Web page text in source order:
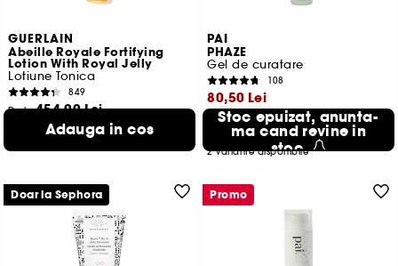
GUERLAIN
Abeille Royale Fortifying
Lotion With Royal Jelly
Lotiune Tonica
849
De la454,00 Lei
302,67 Lei /100ml
2 variante disponibile
Adauga in cos
PAI
PHAZE
Gel de curatare
108
80,50 Lei
Cel mai mic pret:147,00 Lei -45.2%
80,50 Lei /100ml
2 variante disponibile
Stoc epuizat, anunta-
ma cand revine in
stoc
Doar la Sephora Promo